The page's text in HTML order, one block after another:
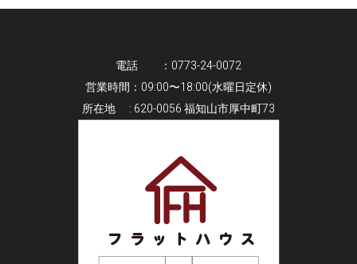
電話 ：0773-24-0072
営業時間：09:00〜18:00(水曜日定休)
所在地 : 620-0056 福知山市厚中町73